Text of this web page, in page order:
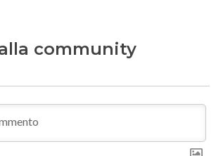
community